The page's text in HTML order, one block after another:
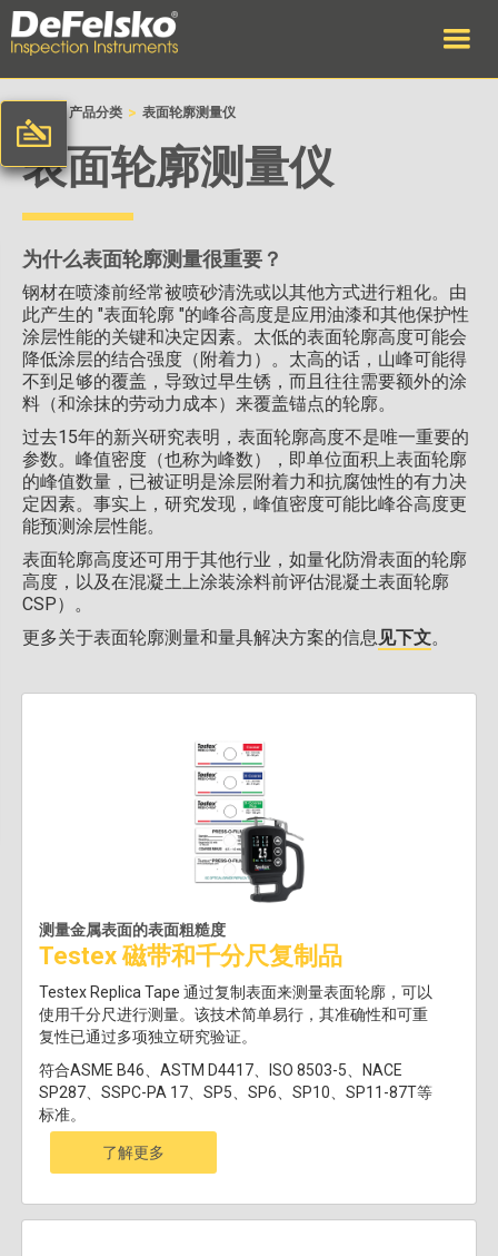
产品分类 > 表面轮廓测量仪
表面轮廓测量仪
为什么表面轮廓测量很重要？
钢材在喷漆前经常被喷砂清洗或以其他方式进行粗化。由
此产生的 "表面轮廓 "的峰谷高度是应用油漆和其他保护性
涂层性能的关键和决定因素。太低的表面轮廓高度可能会
降低涂层的结合强度（附着力）。太高的话，山峰可能得
不到足够的覆盖，导致过早生锈，而且往往需要额外的涂
料（和涂抹的劳动力成本）来覆盖锚点的轮廓。
过去15年的新兴研究表明，表面轮廓高度不是唯一重要的
参数。峰值密度（也称为峰数），即单位面积上表面轮廓
的峰值数量，已被证明是涂层附着力和抗腐蚀性的有力决
定因素。事实上，研究发现，峰值密度可能比峰谷高度更
能预测涂层性能。
表面轮廓高度还可用于其他行业，如量化防滑表面的轮廓
高度，以及在混凝土上涂装涂料前评估混凝土表面轮廓
CSP）。
更多关于表面轮廓测量和量具解决方案的信息见下文。
测量金属表面的表面粗糙度
Testex 磁带和千分尺复制品
Testex Replica Tape 通过复制表面来测量表面轮廓，可以
使用千分尺进行测量。该技术简单易行，其准确性和可重
复性已通过多项独立研究验证。
符合ASME B46、ASTM D4417、ISO 8503-5、NACE
SP287、SSPC-PA 17、SP5、SP6、SP10、SP11-87T等
标准。
了解更多